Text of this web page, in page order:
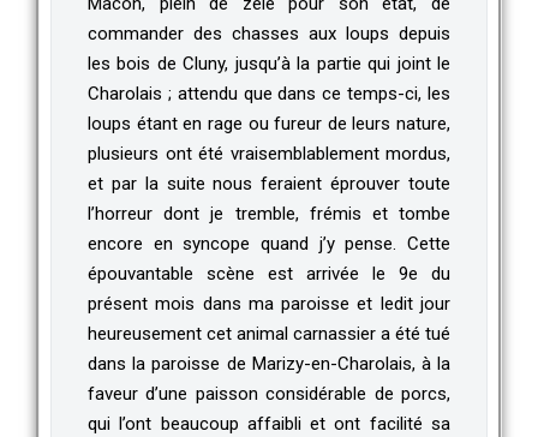
commander des chasses aux loups depuis
les bois de Cluny, jusqu’à la partie qui joint le
Charolais ; attendu que dans ce temps-ci, les
loups étant en rage ou fureur de leurs nature,
plusieurs ont été vraisemblablement mordus,
et par la suite nous feraient éprouver toute
l’horreur dont je tremble, frémis et tombe
encore en syncope quand j’y pense. Cette
épouvantable scène est arrivée le 9e du
présent mois dans ma paroisse et ledit jour
heureusement cet animal carnassier a été tué
dans la paroisse de Marizy-en-Charolais, à la
faveur d’une paisson considérable de porcs,
qui l’ont beaucoup affaibli et ont facilité sa